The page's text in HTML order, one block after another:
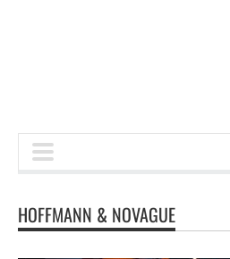
HOFFMANN & NOVAGUE